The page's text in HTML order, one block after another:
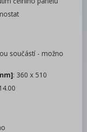
součástí - možno
: 360 x 510